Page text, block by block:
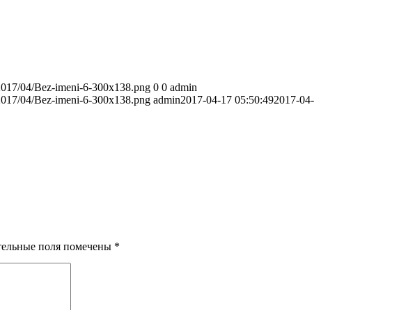
04/Bez-imeni-6-300x138.png 0 0 admin
04/Bez-imeni-6-300x138.png admin2017-04-17 05:50:492017-04-
поля помечены *